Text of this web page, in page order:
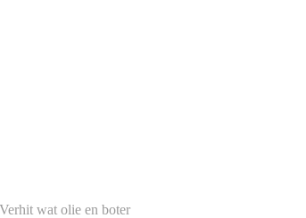
wat olie en boter